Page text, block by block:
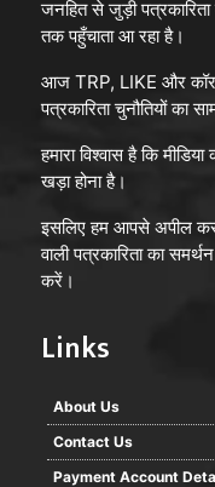
जनहित से जुड़ी
तक पहुँचाता आ रहा है।
आज TRP, LIKE और
पत्रकारिता चुनौतियों का
हमारा विश्वास है कि
खड़ा होना है।
इसलिए हम आपसे अपील
वाली पत्रकारिता का
करें।
Links
About Us
Contact Us
Payment Account